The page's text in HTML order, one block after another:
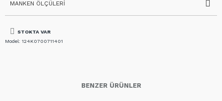
STOKTA VAR
Model: 124K0700711401
MANKEN ÖLÇÜLERI
BENZER ÜRÜNLER